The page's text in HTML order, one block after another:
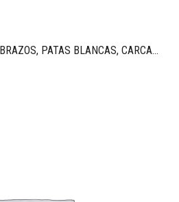
SILLA MOD. SPACIO, SIN BRAZOS, PATAS BLANCAS, CARCASA AZUL, TAPIZADO T89 AZUL FUERTE.